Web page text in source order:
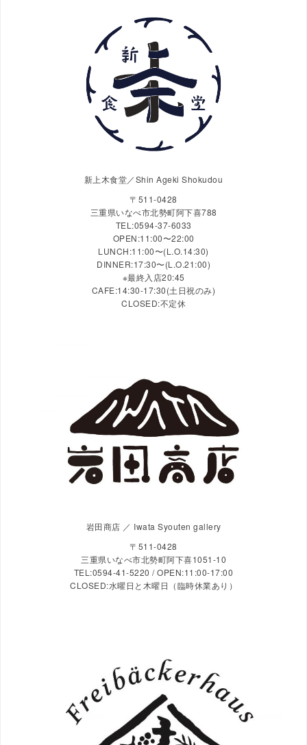
新上木食堂／Shin Ageki Shokudou
〒511-0428
三重県いなべ市北勢町阿下喜788
TEL:0594-37-6033
OPEN:11:00〜22:00
LUNCH:11:00〜(L.O.14:30)
DINNER:17:30〜(L.O.21:00)
※最終入店20:45
CAFE:14:30-17:30(土日祝のみ)
CLOSED:不定休
岩田商店 ／ Iwata Syouten gallery
〒511-0428
三重県いなべ市北勢町阿下喜1051-10
TEL:0594-41-5220 / OPEN:11:00-17:00
CLOSED:水曜日と木曜日（臨時休業あり）